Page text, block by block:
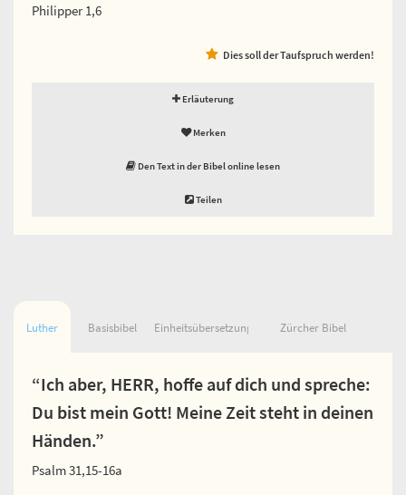
Philipper 1,6
Dies soll der Taufspruch werden!
Erläuterung
Merken
Den Text in der Bibel online lesen
Teilen
Luther Basisbibel Einheitsübersetzung Zürcher Bibel
“Ich aber, HERR, hoffe auf dich und spreche:
Du bist mein Gott! Meine Zeit steht in deinen
Händen.”
Psalm 31,15-16a